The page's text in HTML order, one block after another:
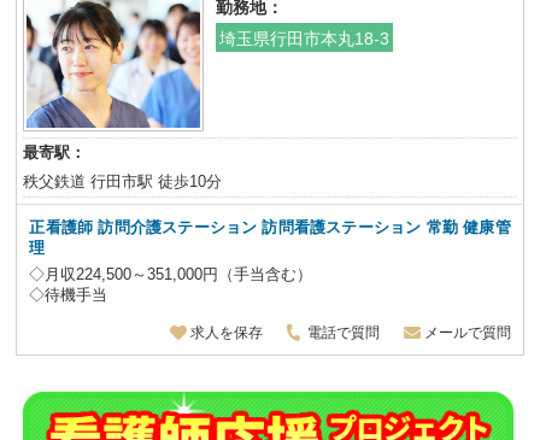
勤務地：
埼玉県行田市本丸18-3
最寄駅：
秩父鉄道 行田市駅 徒歩10分
正看護師 訪問介護ステーション 訪問看護ステーション 常勤 健康管
理
◇月収224,500～351,000円（手当含む）
◇待機手当
求人を保存 電話で質問 メールで質問